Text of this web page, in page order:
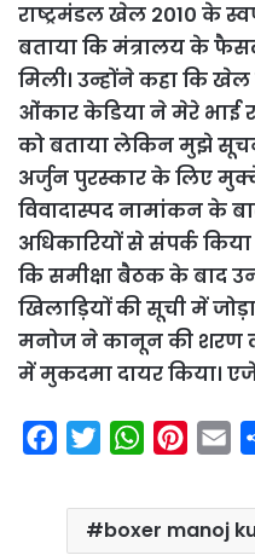
राष्ट्रमंडल खेल 2010 के
बताया कि मंत्रालय के
मिली। उन्होंने कहा कि
ओंकार केडिया ने मेरे भाई
को बताया लेकिन मुझे
अर्जुन पुरस्कार के लिए
विवादास्पद नामांकन के
अधिकारियों से संपर्क
कि समीक्षा बैठक के बाद
खिलाड़ियों की सूची में
मनोज ने कानून की शरण
में मुकदमा दायर किया।
c
i
t
W
a
t
n
t
a
boxer manoj